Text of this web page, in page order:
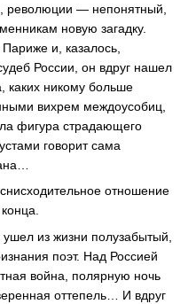
революции — непонятный,
новую загадку.
и, казалось,
России, он вдруг нашел
каких никому больше
вихрем междоусобиц,
фигура страдающего
говорит сама
отношение
из жизни полузабытый,
поэт. Над Россией
война, полярную ночь
оттепель… И вдруг